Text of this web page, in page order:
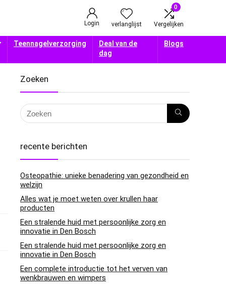
Login verlanglijst
0
Vergelijken
Teennagelverzorging
Deal van de
dag
Blogs
Zoeken
recente berichten
Osteopathie: unieke benadering van gezondheid en
welzijn
Alles wat je moet weten over krullen haar
producten
Een stralende huid met persoonlijke zorg en
innovatie in Den Bosch
Een stralende huid met persoonlijke zorg en
innovatie in Den Bosch
Een complete introductie tot het verven van
wenkbrauwen en wimpers